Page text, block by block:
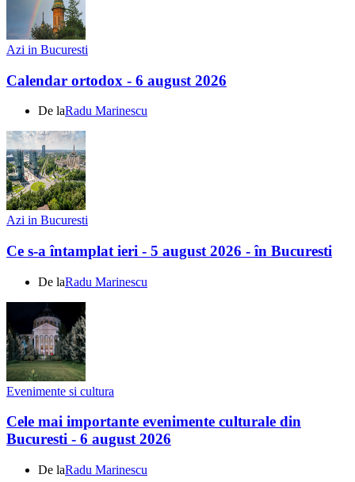
Azi in Bucuresti
Calendar ortodox - 6 august 2026
De laRadu Marinescu
Azi in Bucuresti
Ce s-a întamplat ieri - 5 august 2026 - în Bucuresti
De laRadu Marinescu
Evenimente si cultura
Cele mai importante evenimente culturale din
Bucuresti - 6 august 2026
De laRadu Marinescu